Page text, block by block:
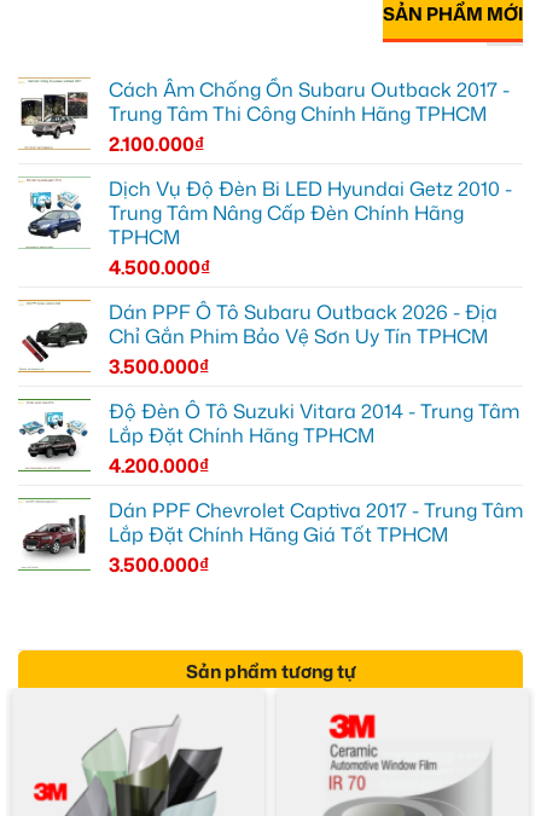
SẢN PHẨM MỚI
Cách Âm Chống Ồn Subaru Outback 2017 -
Trung Tâm Thi Công Chính Hãng TPHCM
2.100.000₫
Dịch Vụ Độ Đèn Bi LED Hyundai Getz 2010 -
Trung Tâm Nâng Cấp Đèn Chính Hãng
TPHCM
4.500.000₫
Dán PPF Ô Tô Subaru Outback 2026 - Địa
Chỉ Gắn Phim Bảo Vệ Sơn Uy Tín TPHCM
3.500.000₫
Độ Đèn Ô Tô Suzuki Vitara 2014 - Trung Tâm
Lắp Đặt Chính Hãng TPHCM
4.200.000₫
Dán PPF Chevrolet Captiva 2017 - Trung Tâm
Lắp Đặt Chính Hãng Giá Tốt TPHCM
3.500.000₫
Sản phẩm tương tự